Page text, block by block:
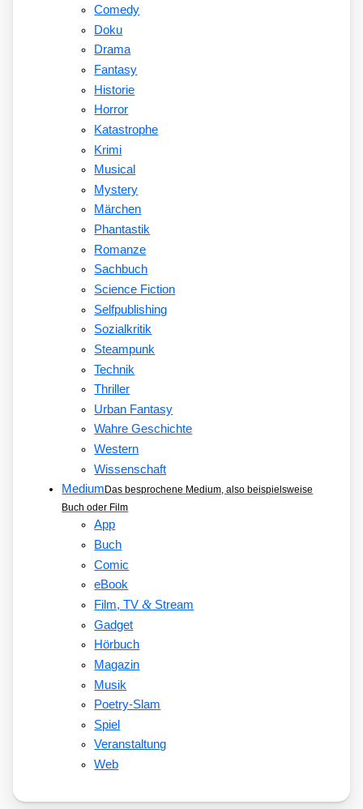
Comedy
Doku
Drama
Fantasy
Historie
Horror
Katastrophe
Krimi
Musical
Mystery
Märchen
Phantastik
Romanze
Sachbuch
Science Fiction
Selfpublishing
Sozialkritik
Steampunk
Technik
Thriller
Urban Fantasy
Wahre Geschichte
Western
Wissenschaft
Medium Das besprochene Medium, also beispielsweise
Buch oder Film
App
Buch
Comic
eBook
Film, TV&Stream
Gadget
Hörbuch
Magazin
Musik
Poetry-Slam
Spiel
Veranstaltung
Web